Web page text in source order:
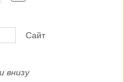
Сайт
внизу